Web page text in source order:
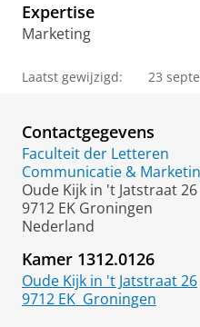
r
c
P
o
t
l
Expertise
Marketing
Laatst gewijzigd: 23
Contactgegevens
Faculteit der Letteren
Communicatie &
Oude Kijk in 't Jatstraat 26
9712 EK Groningen
Nederland
Kamer 1312.0126
Oude Kijk in 't Jatstraat 26
9712 EK Groningen